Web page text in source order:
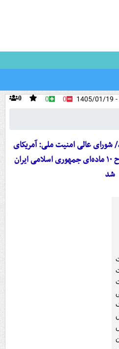
0 0 0
عالی امنیت ملی: آمریکای
جنایتکار مجبور به پذیرش طرح ۱۰ ماده‌ای جمهوری اسلامی ایران
شد